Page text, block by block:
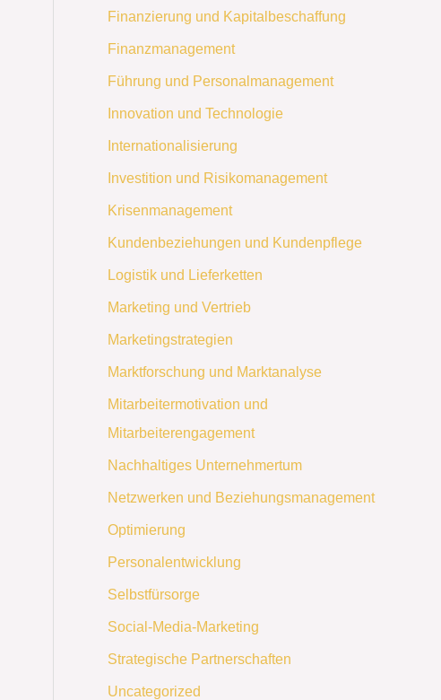
Finanzierung und Kapitalbeschaffung
Finanzmanagement
Führung und Personalmanagement
Innovation und Technologie
Internationalisierung
Investition und Risikomanagement
Krisenmanagement
Kundenbeziehungen und Kundenpflege
Logistik und Lieferketten
Marketing und Vertrieb
Marketingstrategien
Marktforschung und Marktanalyse
Mitarbeitermotivation und
Mitarbeiterengagement
Nachhaltiges Unternehmertum
Netzwerken und Beziehungsmanagement
Optimierung
Personalentwicklung
Selbstfürsorge
Social-Media-Marketing
Strategische Partnerschaften
Uncategorized